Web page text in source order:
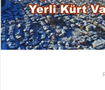
g
ö
n
d